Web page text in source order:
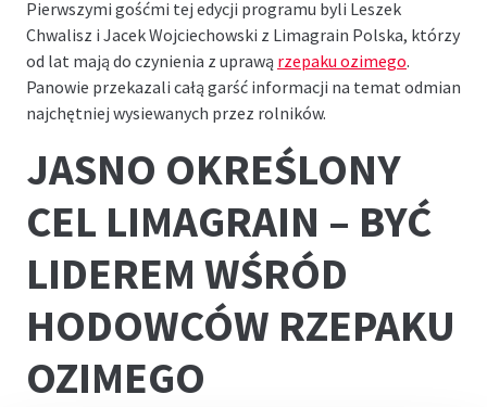
Pierwszymi gośćmi tej edycji programu byli Leszek
Chwalisz i Jacek Wojciechowski z Limagrain Polska, którzy
od lat mają do czynienia z uprawą rzepaku ozimego.
Panowie przekazali całą garść informacji na temat odmian
najchętniej wysiewanych przez rolników.
JASNO OKREŚLONY
CEL LIMAGRAIN – BYĆ
LIDEREM WŚRÓD
HODOWCÓW RZEPAKU
OZIMEGO